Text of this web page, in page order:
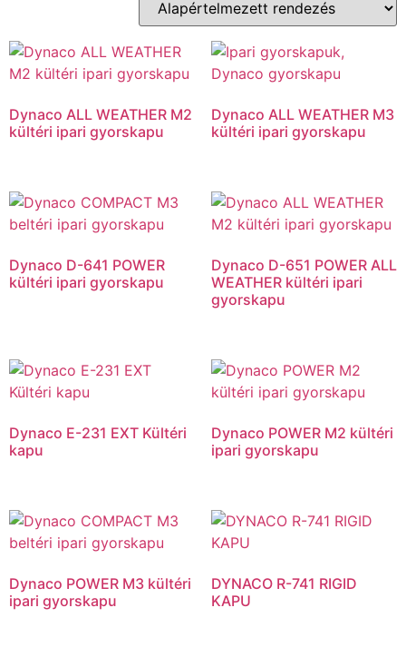
Dynaco ALL WEATHER M2
kültéri ipari gyorskapu
Dynaco ALL WEATHER M3
kültéri ipari gyorskapu
Dynaco D-641 POWER
kültéri ipari gyorskapu
Dynaco D-651 POWER ALL
WEATHER kültéri ipari
gyorskapu
Dynaco E-231 EXT Kültéri
kapu
Dynaco POWER M2 kültéri
ipari gyorskapu
Dynaco POWER M3 kültéri
ipari gyorskapu
DYNACO R-741 RIGID
KAPU